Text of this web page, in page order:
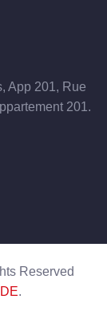
App 201, Rue
201.
Reserved
.